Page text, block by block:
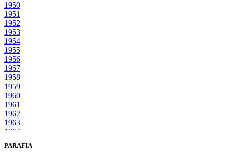
1950
1951
1952
1953
1954
1955
1956
1957
1958
1959
1960
1961
1962
1963
1964
1966
PARAFIA